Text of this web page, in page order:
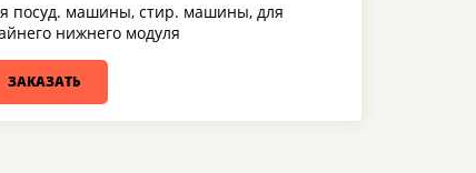
посуд. машины, стир. машины, для
нижнего модуля
ЗАКАЗАТЬ